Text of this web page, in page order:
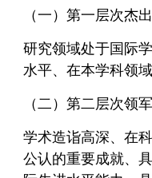
（一）第一层次杰
研究领域处于国际
水平、在本学科领
（二）第二层次领
学术造诣高深、在
公认的重要成就、